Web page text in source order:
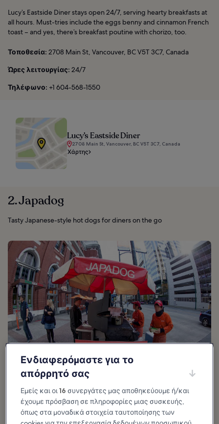
Lucy’s Eastside Diner stays open 24/7, serving hearty breakfasts at
all hours. Must-tries include the eggs benny and cinnamon French
toast – and yes, there’s breakfast poutine with chorizo, too.
Τοποθεσία: 2708 Main St, Vancouver, BC V5T 3C7, Canada
Ώρες λειτουργίας: 24/7
Τηλέφωνο: +1 604-568-1550
Lucy’s Eastside Diner
2708 Main St, Vancouver, BC V5T 3C7, Canada
Χάρτης
2. Japadog
Tasty Japanese-style hot dogs for diners on the go
Καλό για:
Ενδιαφερόμαστε για το
απόρρητό σας
Εμείς και οι16 συνεργάτες μας αποθηκεύουμε ή/και
έχουμε πρόσβαση σε πληροφορίες μιας συσκευής,
όπως στα μοναδικά στοιχεία ταυτοποίησης των